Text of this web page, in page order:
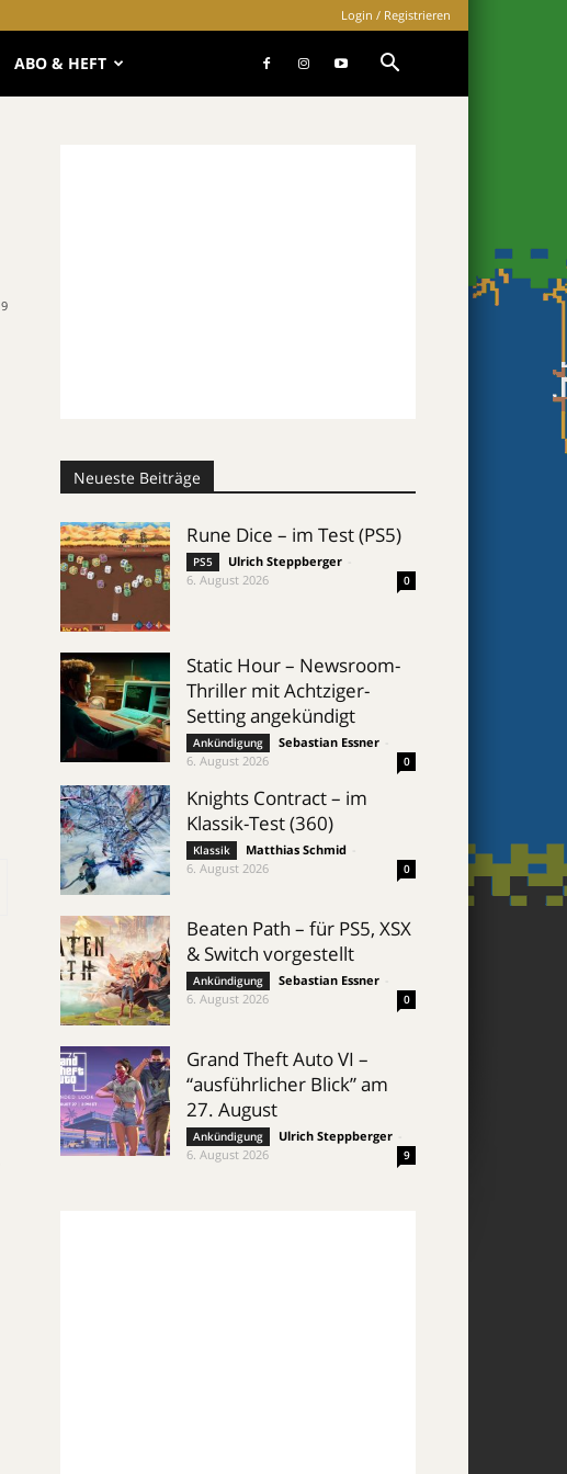
Login / Registrieren
ABO & HEFT
9
Neueste Beiträge
Rune Dice – im Test (PS5)
PS5 Ulrich Steppberger
6. August 2026
0
Static Hour – Newsroom-
Thriller mit Achtziger-
Setting angekündigt
Ankündigung Sebastian Essner
6. August 2026
0
Knights Contract – im
Klassik-Test (360)
Klassik Matthias Schmid
6. August 2026
0
Beaten Path – für PS5, XSX
& Switch vorgestellt
Ankündigung Sebastian Essner
6. August 2026
0
Grand Theft Auto VI –
“ausführlicher Blick” am
27. August
Ankündigung Ulrich Steppberger
6. August 2026
9